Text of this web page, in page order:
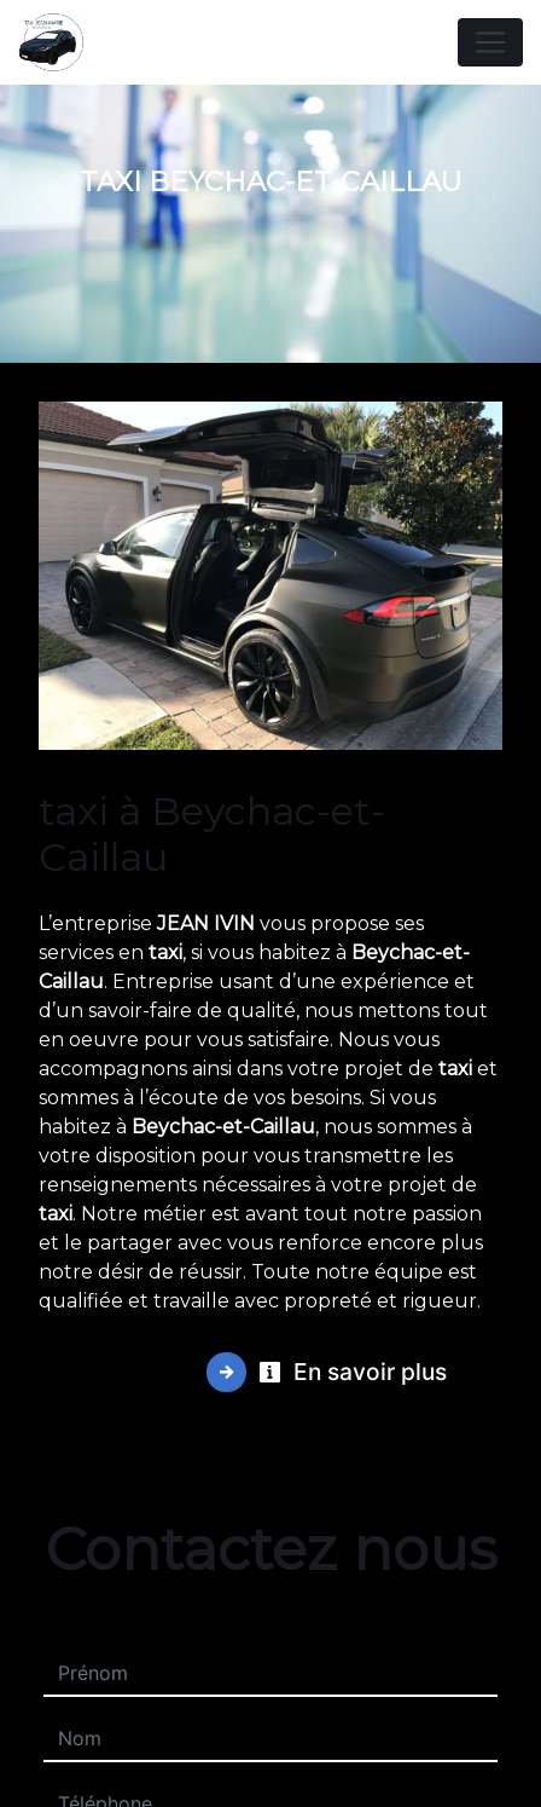
TAXI BEYCHAC-ET-CAILLAU
taxi à Beychac-et-
Caillau
L’entrepriseJEAN IVIN vous propose ses
services en taxi, si vous habitez à Beychac-et-
Caillau. Entreprise usant d’une expérience et
d’un savoir-faire de qualité, nous mettons tout
en oeuvre pour vous satisfaire. Nous vous
accompagnons ainsi dans votre projet de taxi et
sommes à l’écoute de vos besoins. Si vous
habitez à Beychac-et-Caillau, nous sommes à
votre disposition pour vous transmettre les
renseignements nécessaires à votre projet de
taxi. Notre métier est avant tout notre passion
et le partager avec vous renforce encore plus
notre désir de réussir. Toute notre équipe est
qualifiée et travaille avec propreté et rigueur.
En savoir plus
Contactez nous
Panneau de gestion des cookies